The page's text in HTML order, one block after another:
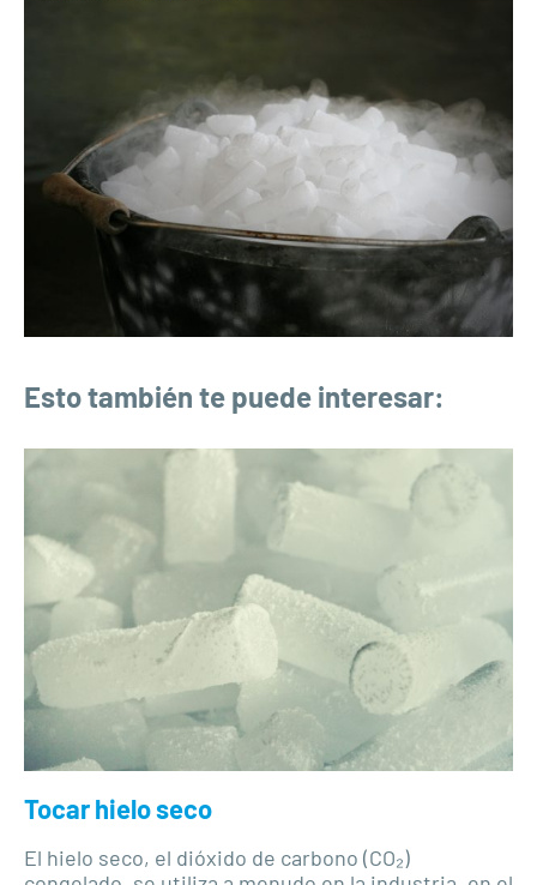
Esto también te puede interesar:
Tocar hielo seco
El hielo seco, el dióxido de carbono (CO₂)